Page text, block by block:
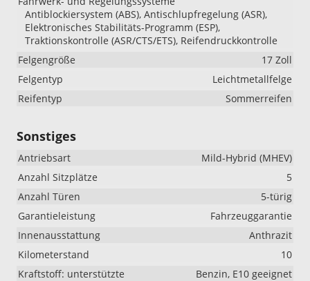
Antiblockiersystem (ABS), Antischlupfregelung (ASR),
Elektronisches Stabilitäts-Programm (ESP),
Traktionskontrolle (ASR/CTS/ETS), Reifendruckkontrolle
Felgengröße
17 Zoll
Felgentyp
Leichtmetallfelge
Reifentyp
Sommerreifen
Sonstiges
Antriebsart
Mild-Hybrid (MHEV)
Anzahl Sitzplätze
5
Anzahl Türen
5-türig
Garantieleistung
Fahrzeuggarantie
Innenausstattung
Anthrazit
Kilometerstand
10
Kraftstoff: unterstützte
Benzin, E10 geeignet